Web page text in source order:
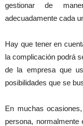
gestionar de
adecuadamente cada
Hay que tener en
la complicación podrá
de la empresa que
posibilidades que se
En muchas
persona,